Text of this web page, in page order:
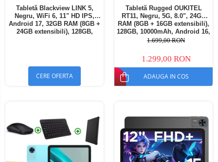
Tabletă Blackview LINK 5,
Negru, WiFi 6, 11" HD IPS,
Android 17, 32GB RAM (8GB +
24GB extensibili), 128GB,
CERE OFERTA
Tabletă Rugged OUKITEL
RT11, Negru, 5G, 8.0", 24GB
RAM (8GB + 16GB extensibili),
128GB, 10000mAh, Android 16,
Cameră 16MP AI, Dock
1.699,00 RON
1.299,00 RON
ADAUGA IN COS